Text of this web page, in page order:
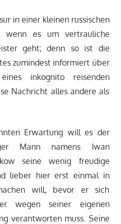
in einer kleinen russischen
wenn es um vertrauliche
geht; denn so ist die
zumindest informiert über
inkognito reisenden
Nachricht alles andere als
Erwartung will es der
Mann namens Iwan
seine wenig freudige
lieber hier erst einmal in
will, bevor er sich
wegen seiner eigenen
verantworten muss. Seine